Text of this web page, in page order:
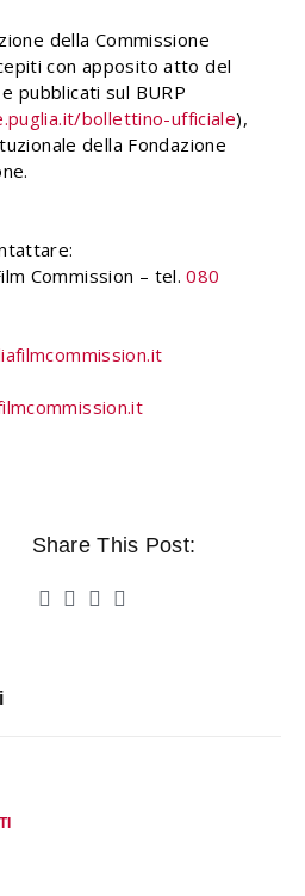
della Commissione
con apposito atto del
pubblicati sul BURP
bollettino-ufficiale),
della Fondazione
Commission – tel.080
Share This Post: